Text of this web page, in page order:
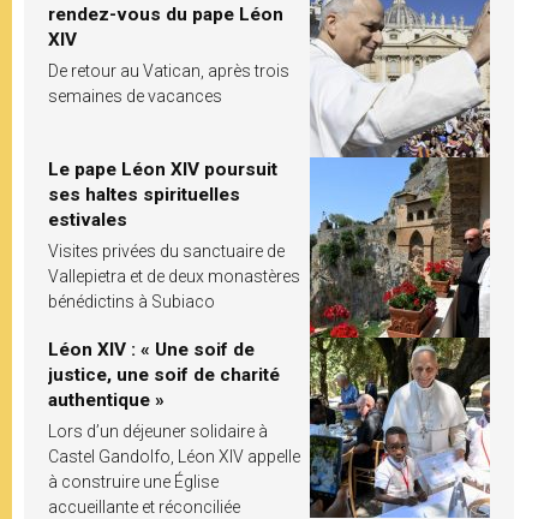
rendez-vous du pape Léon
XIV
De retour au Vatican, après trois
semaines de vacances
Le pape Léon XIV poursuit
ses haltes spirituelles
estivales
Visites privées du sanctuaire de
Vallepietra et de deux monastères
bénédictins à Subiaco
Léon XIV : « Une soif de
justice, une soif de charité
authentique »
Lors d’un déjeuner solidaire à
Castel Gandolfo, Léon XIV appelle
à construire une Église
accueillante et réconciliée